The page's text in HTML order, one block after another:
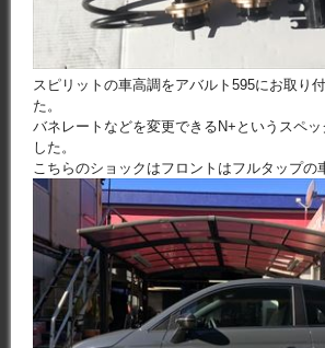
スピリットの車高調をアバルト595にお取り
た。
バネレートなどを変更できるN+というスペッ
した。
こちらのショックはフロントはフルタップの